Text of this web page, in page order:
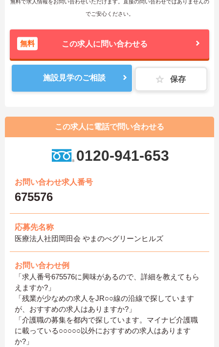
無料で求人情報をお問い合わせいただけます。直接の問い合わせではありませんの
でご安心ください。
無料 この求人に問い合わせる
施設見学のご相談 保存
この求人に電話で問い合わせる
0120-941-653
お問い合わせ求人番号
675576
応募先名称
医療法人社団岡田会 やまのべグリーンヒルズ
お問い合わせ例
「求人番号675576に興味があるので、詳細を教えてもら
えますか?」
「残業が少なめの求人をJR○○線の沿線で探しています
が、おすすめの求人はありますか?」
「介護職の募集を都内で探しています。マイナビ介護職
に載っている○○○○○以外におすすめの求人はあります
か?」